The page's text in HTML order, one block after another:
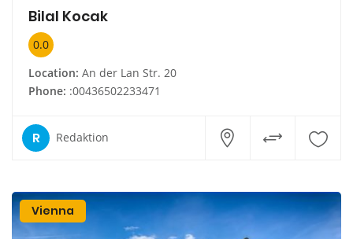
Bilal Kocak
0.0
Location: An der Lan Str. 20
Phone: :00436502233471
R Redaktion
Vienna